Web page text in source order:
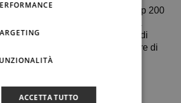
Giorgia, virtualmente nella top 200
la brasiliana 28enne Carolina
al mondo. Per Pedone, in caso di
la quinta finale nel breve volgere di
ACCETTA TUTTO